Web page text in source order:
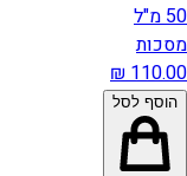
50 מ"ל
מסכות
הוסף לסל